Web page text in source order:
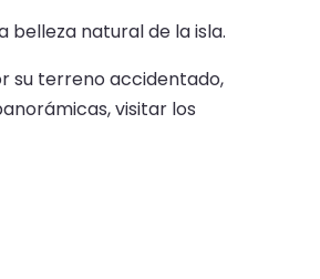
natural de la isla.
su terreno accidentado,
visitar los